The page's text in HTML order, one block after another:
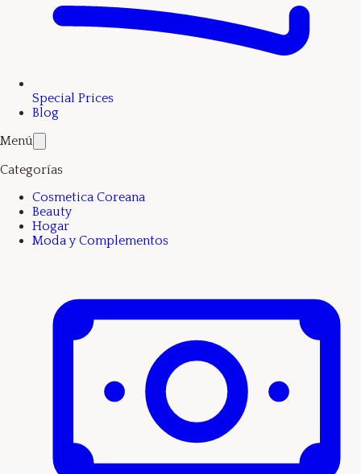
Special Prices
Blog
Menú
Categorías
Cosmetica Coreana
Beauty
Hogar
Moda y Complementos